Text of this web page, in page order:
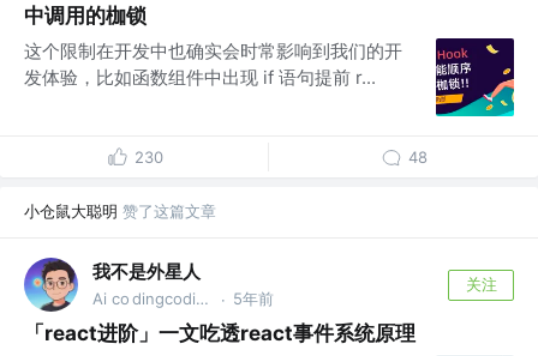
中调用的枷锁
这个限制在开发中也确实会时常影响到我们的开
发体验，比如函数组件中出现 if 语句提前 r...
230 48
小仓鼠大聪明 赞了这篇文章
我不是外星人
Ai co dingcoding @攻粽：外星人AI进化录 · 5年前
关注
「react进阶」一文吃透react事件系统原理